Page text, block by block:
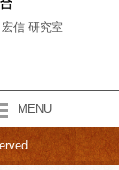
信 研究室
MENU